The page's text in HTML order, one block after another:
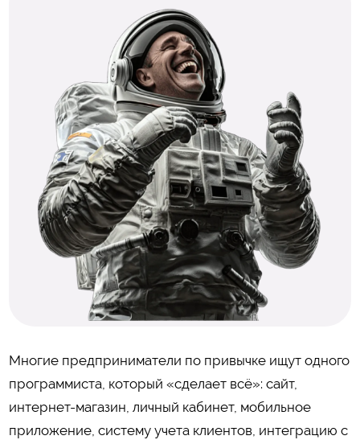
Многие предприниматели по привычке ищут одного
программиста, который «сделает всё»: сайт,
интернет-магазин, личный кабинет, мобильное
приложение, систему учета клиентов, интеграцию с